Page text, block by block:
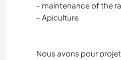
- maintenance of the
- Apiculture
Nous avons pour